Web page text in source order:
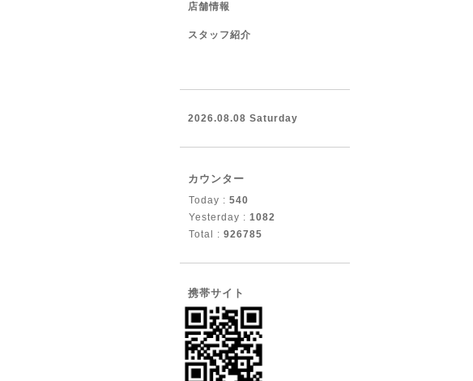
店舗情報
スタッフ紹介
2026.08.08 Saturday
カウンター
Today : 540
Yesterday : 1082
Total : 926785
携帯サイト